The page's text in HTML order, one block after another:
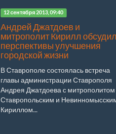
12 сентября 2013, 09:40
Андрей Джатдоев и
митрополит Кирилл
перспективы улучшения
городской жизни
В Ставрополе состоялась встреча
главы администрации Ставрополя
Андрея Джатдоева с митрополитом
Ставропольским и
Кириллом...